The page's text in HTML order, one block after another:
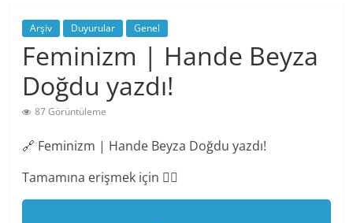
Arşiv Duyurular Genel
Feminizm | Hande Beyza
Doğdu yazdı!
87 Görüntüleme
🔗 Feminizm | Hande Beyza Doğdu yazdı!
Tamamına erişmek için 👉🏻